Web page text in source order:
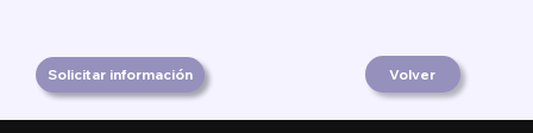
Solicitar información Volver